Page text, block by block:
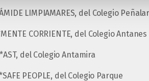
LIMPIAMARES, del Colegio Peñalar
CORRIENTE, del Colegio Antanes
del Colegio Antamira
PEOPLE, del Colegio Parque